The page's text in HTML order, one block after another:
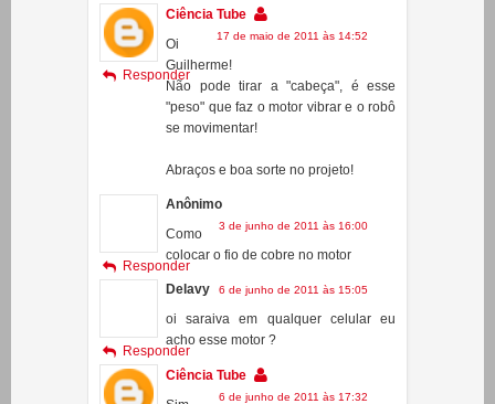
eu tiro esse pso do vibrador ? a
cabeça dele?
Responder
Ciência Tube
17 de maio de 2011 às 14:52
Oi
Guilherme!
Não pode tirar a "cabeça", é esse
se movimentar!
Abraços e boa sorte no projeto!
Responder
Anônimo
Como
Responder
Delavy
6 de junho de 2011 às 15:05
oi saraiva em qualquer celular eu
acho esse motor ?